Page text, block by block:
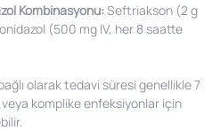
Kombinasyonu:Seftriakson (2 g
(500 mg IV, her 8 saatte
olarak tedavi süresi genellikle 7
veya komplike enfeksiyonlar için